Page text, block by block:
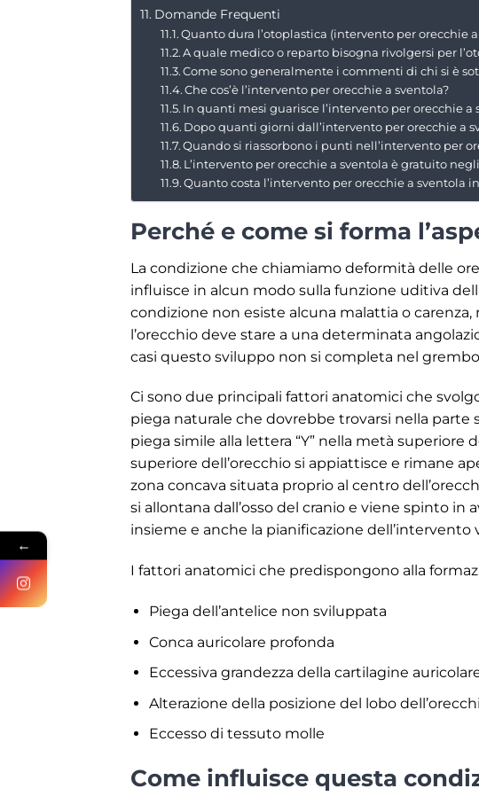
Domande Frequenti
Quanto dura l’otoplastica (intervento per orecchie
A quale medico o reparto bisogna rivolgersi per
Come sono generalmente i commenti di chi si è
Che cos’è l’intervento per orecchie a sventola?
In quanti mesi guarisce l’intervento per orecchie a
Dopo quanti giorni dall’intervento per orecchie a
Quando si riassorbono i punti nell’intervento per
L’intervento per orecchie a sventola è gratuito
Quanto costa l’intervento per orecchie a sventola in
Perché e come si forma
La condizione che chiamiamo deformità delle
influisce in alcun modo sulla funzione uditiva
condizione non esiste alcuna malattia o
l’orecchio deve stare a una determinata
casi questo sviluppo non si completa nel
Ci sono due principali fattori anatomici che
piega naturale che dovrebbe trovarsi nella parte
piega simile alla lettera “Y” nella metà superiore
superiore dell’orecchio si appiattisce e rimane
zona concava situata proprio al centro
si allontana dall’osso del cranio e viene spinto
insieme e anche la pianificazione
I fattori anatomici che predispongono alla
Piega dell’antelice non sviluppata
Conca auricolare profonda
Eccessiva grandezza della cartilagine
Alterazione della posizione del lobo
Eccesso di tessuto molle
Come influisce questa
←